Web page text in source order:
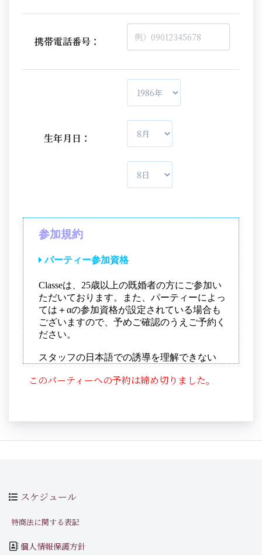
携帯電話番号：
生年月日：
このパーティーへの予約は締め切りました。
スケジュール
特商法に関する表記
個人情報保護方針